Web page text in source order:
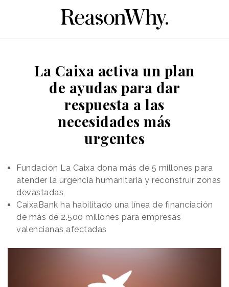
La Caixa activa un plan
de ayudas para dar
respuesta a las
necesidades más
urgentes
Fundación La Caixa dona más de 5 millones para
atender la urgencia humanitaria y reconstruir zonas
devastadas
CaixaBank ha habilitado una línea de financiación
de más de 2.500 millones para empresas
valencianas afectadas